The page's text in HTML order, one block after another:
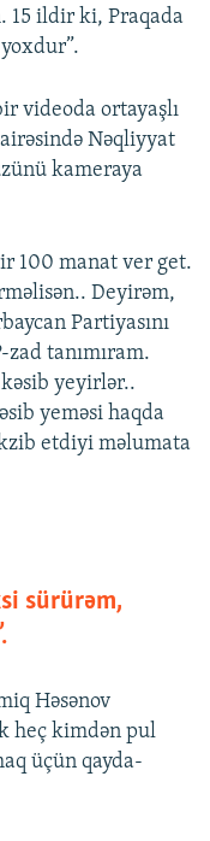
15 ildir ki, Praqada
videoda ortayaşlı
Nəqliyyat
kameraya
100 manat ver get.
Deyirəm,
Partiyasını
tanımıram.
yeyirlər..
yeməsi haqda
etdiyi məlumata
sürürəm,
Həsənov
heç kimdən pul
üçün qayda-